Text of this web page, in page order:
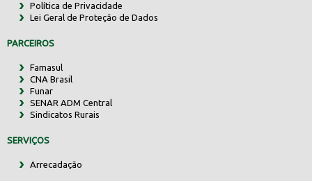
Política de Privacidade
Lei Geral de Proteção de Dados
PARCEIROS
Famasul
CNA Brasil
Funar
SENAR ADM Central
Sindicatos Rurais
SERVIÇOS
Arrecadação